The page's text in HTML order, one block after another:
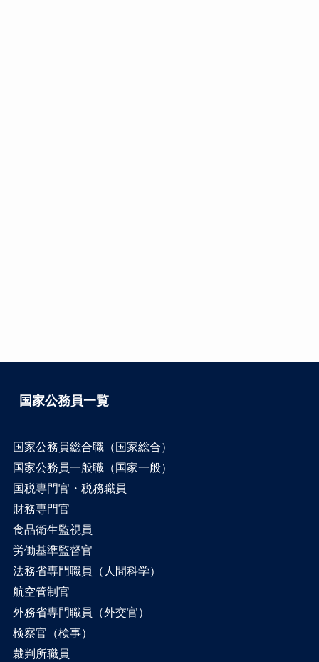
国家公務員一覧
国家公務員総合職（国家総合）
国家公務員一般職（国家一般）
国税専門官・税務職員
財務専門官
食品衛生監視員
労働基準監督官
法務省専門職員（人間科学）
航空管制官
外務省専門職員（外交官）
検察官（検事）
裁判所職員